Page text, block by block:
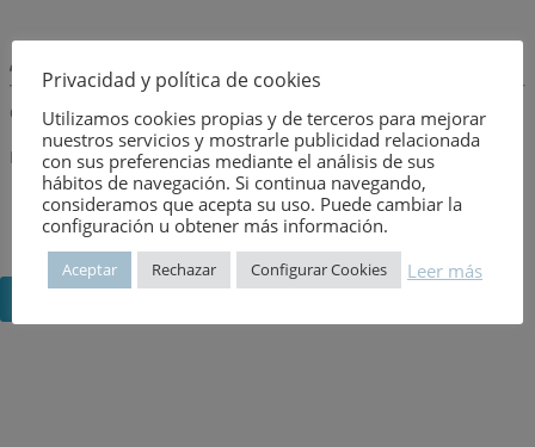
Observaciones
Está escrito en francés.
Privacidad y política de cookies
Utilizamos cookies propias y de terceros para mejorar
nuestros servicios y mostrarle publicidad relacionada
con sus preferencias mediante el análisis de sus
hábitos de navegación. Si continua navegando,
consideramos que acepta su uso. Puede cambiar la
configuración u obtener más información.
Aceptar Rechazar Configurar Cookies Leer más